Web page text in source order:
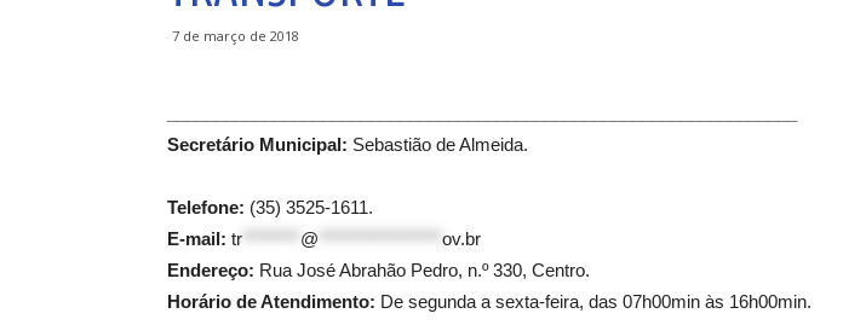
7 de março de 2018
Secretário Municipal: Sebastião de Almeida.
Telefone: (35) 3525-1611.
E-mail: tr @
ov.br
Endereço: Rua José Abrahão Pedro, n.º 330, Centro.
Horário de Atendimento: De segunda a sexta-feira, das 07h00min às 16h00min.